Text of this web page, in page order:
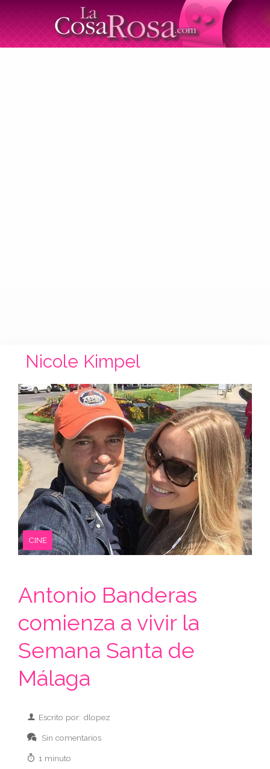
Nicole Kimpel
CINE
Antonio Banderas
comienza a vivir la
Semana Santa de
Málaga
Escrito por: dlopez
Sin comentarios
1 minuto